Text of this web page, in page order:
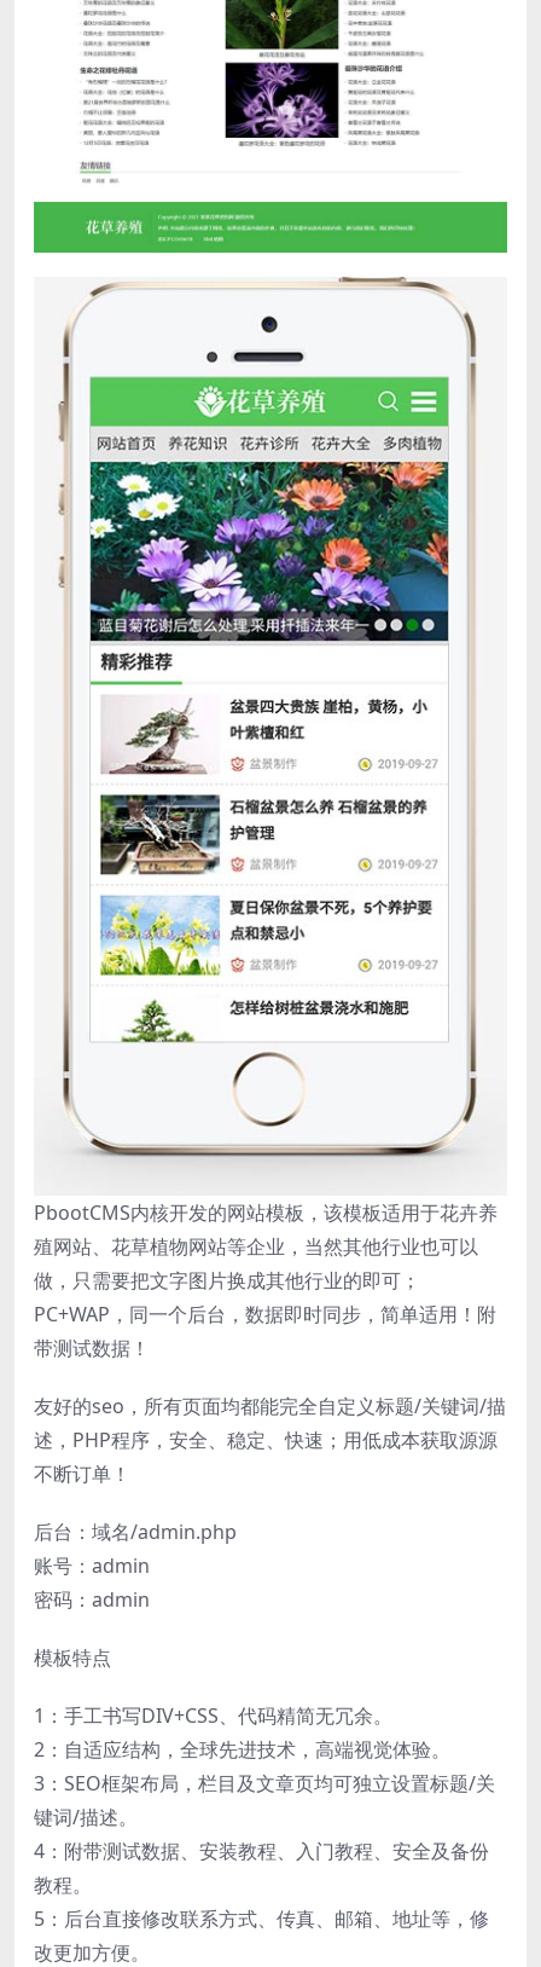
PbootCMS内核开发的网站模板，该模板适用于花卉养
殖网站、花草植物网站等企业，当然其他行业也可以
做，只需要把文字图片换成其他行业的即可；
PC+WAP，同一个后台，数据即时同步，简单适用！附
带测试数据！
友好的seo，所有页面均都能完全自定义标题/关键词/描
述，PHP程序，安全、稳定、快速；用低成本获取源源
不断订单！
后台：域名/admin.php
账号：admin
密码：admin
模板特点
1：手工书写DIV+CSS、代码精简无冗余。
2：自适应结构，全球先进技术，高端视觉体验。
3：SEO框架布局，栏目及文章页均可独立设置标题/关
键词/描述。
4：附带测试数据、安装教程、入门教程、安全及备份
教程。
5：后台直接修改联系方式、传真、邮箱、地址等，修
改更加方便。